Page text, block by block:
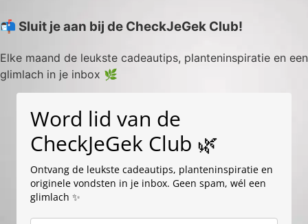
📬 Sluit je aan bij de CheckJeGek Club!
Elke maand de leukste cadeautips, planteninspiratie en een
glimlach in je inbox 🌿
Word lid van de
CheckJeGek Club 🌿
Ontvang de leukste cadeautips, planteninspiratie en
originele vondsten in je inbox. Geen spam, wél een
glimlach ✨